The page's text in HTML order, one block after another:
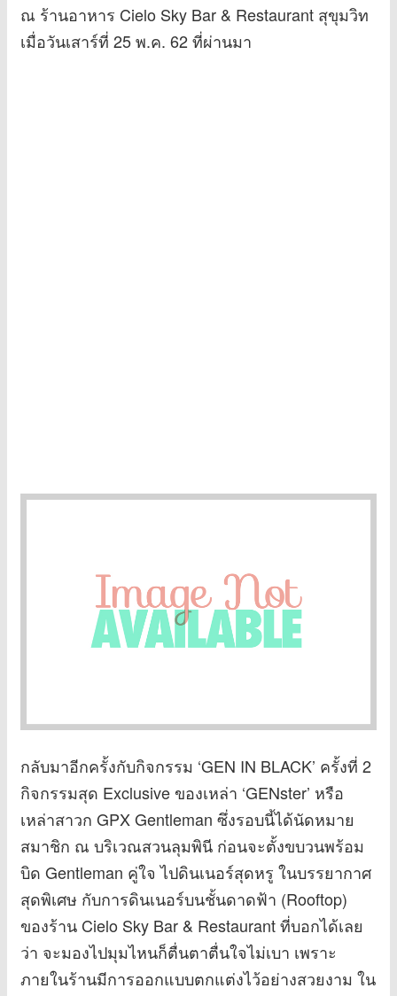
ณ ร้านอาหาร Cielo Sky Bar & Restaurant สุขุมวิท
เมื่อวันเสาร์ที่ 25 พ.ค. 62 ที่ผ่านมา
กลับมาอีกครั้งกับกิจกรรม ‘GEN IN BLACK’ ครั้งที่ 2
กิจกรรมสุด Exclusive ของเหล่า ‘GENster’ หรือ
เหล่าสาวก GPX Gentleman ซึ่งรอบนี้ได้นัดหมาย
สมาชิก ณ บริเวณสวนลุมพินี ก่อนจะตั้งขบวนพร้อม
บิด Gentleman คู่ใจ ไปดินเนอร์สุดหรู ในบรรยากาศ
สุดพิเศษ กับการดินเนอร์บนชั้นดาดฟ้า (Rooftop)
ของร้าน Cielo Sky Bar & Restaurant ที่บอกได้เลย
ว่า จะมองไปมุมไหนก็ตื่นตาตื่นใจไม่เบา เพราะ
ภายในร้านมีการออกแบบตกแต่งไว้อย่างสวยงาม ใน